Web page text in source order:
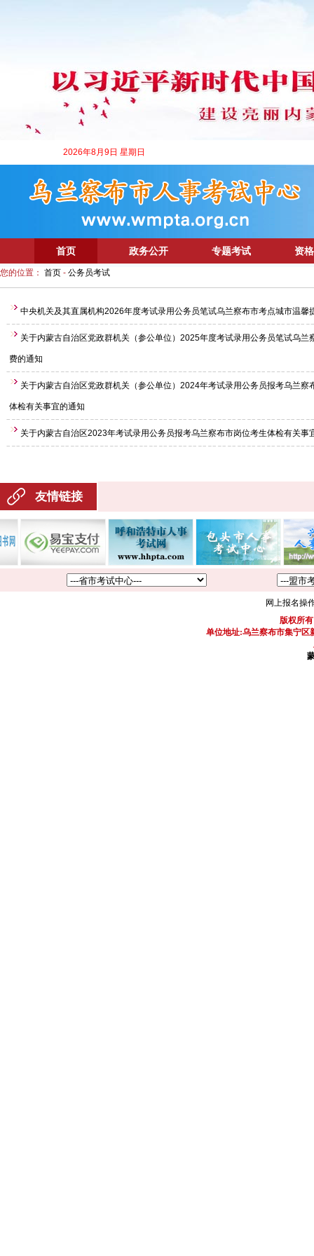
2026年8月9日 星期日
首页 政务公开 专题考试 资
您的位置： 首页 - 公务员考试
中央机关及其直属机构2026年度考试录用公务员笔试乌兰察布市考点城市温馨
关于内蒙古自治区党政群机关（参公单位）2025年度考试录用公务员笔试乌兰
费的通知
关于内蒙古自治区党政群机关（参公单位）2024年考试录用公务员报考乌兰察
体检有关事宜的通知
关于内蒙古自治区2023年考试录用公务员报考乌兰察布市岗位考生体检有关事
友情链接
网上报名操
版权所
单位地址:乌兰察布市集宁区